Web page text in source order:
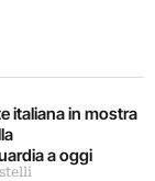
italiana in mostra
a oggi